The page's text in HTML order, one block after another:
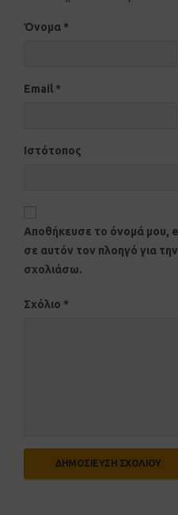
Όνομα *
Email *
Ιστότοπος
Αποθήκευσε το όνομά μου,
σε αυτόν τον πλοηγό για
σχολιάσω.
Σχόλιο *